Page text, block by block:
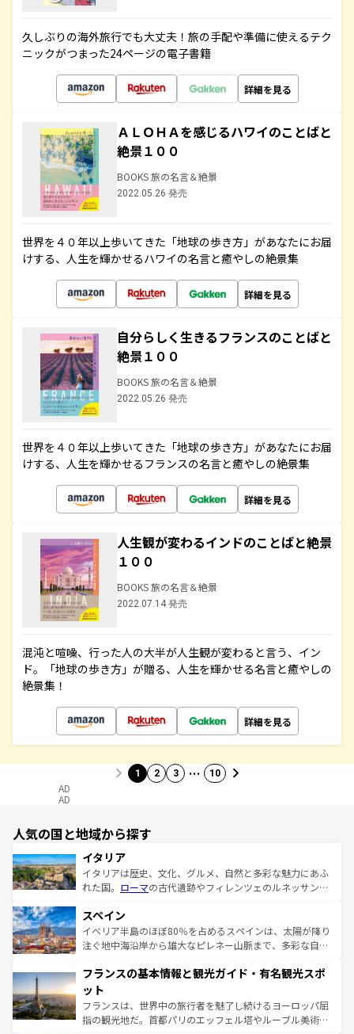
久しぶりの海外旅行でも大丈夫！旅の手配や準備に使えるテク
ニックがつまった24ページの電子書籍
詳細を見る
ＡＬＯＨＡを感じるハワイのことばと
絶景１００
BOOKS 旅の名言＆絶景
2022.05.26 発売
世界を４０年以上歩いてきた「地球の歩き方」があなたにお届
けする、人生を輝かせるハワイの名言と癒やしの絶景集
詳細を見る
自分らしく生きるフランスのことばと
絶景１００
BOOKS 旅の名言＆絶景
2022.05.26 発売
世界を４０年以上歩いてきた「地球の歩き方」があなたにお届
けする、人生を輝かせるフランスの名言と癒やしの絶景集
詳細を見る
人生観が変わるインドのことばと絶景
１００
BOOKS 旅の名言＆絶景
2022.07.14 発売
混沌と喧噪、行った人の大半が人生観が変わると言う、イン
ド。「地球の歩き方」が贈る、人生を輝かせる名言と癒やしの
絶景集！
詳細を見る
1 2 3 … 10
AD
AD
人気の国と地域から探す
イタリア
イタリアは歴史、文化、グルメ、自然と多彩な魅力にあふ
れた国。 ローマの古代遺跡やフィレンツェのルネッサンス
ろん、トスカーナの美しい田園風景やアマルフィ海岸の絶
景など、自然景観も見逃せない。観光の合間には、本場の
ピザやパスタなど、絶品のイタリア料理を堪能することも
ませてくれるイタリアで、忘れられない旅をしてみよう！
なお、新着のイタリア情報は
しい。
スペイン
イベリア半島のほぼ80％を占めるスペインは、太陽が降り
注ぐ地中海沿岸から雄大なピレネー山脈まで、多彩な自然
文化が根付くこの国では、情熱的なフラメンコ、熱気あふ
れる闘牛、そして美味しいタパスが生活の一部となってい
る。首都マドリードの洗練された雰囲気や、バルセロナの
アートに溢れた街角から、地方では古代ローマ遺跡や中世
フランスの基本情報と観光ガイド・有名観光スポ
ット
フランスは、世界中の旅行者を魅了し続けるヨーロッパ屈
指の観光地だ。首都パリのエッフェル塔やルーブル美術館